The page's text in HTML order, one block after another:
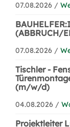
07.08.2026 /
(ABBRUCH/
07.08.2026 /
Tischler -
(m/w/d)
04.08.2026 /
Projektleiter